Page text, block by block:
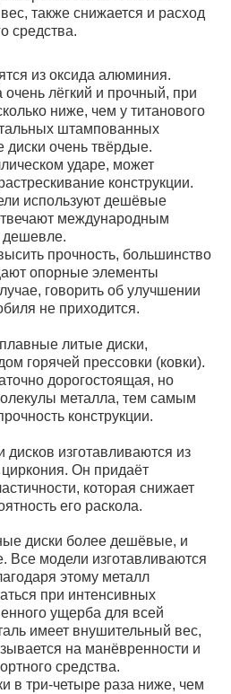
также снижается и расход
средства.
из оксида алюминия.
лёгкий и прочный, при
ниже, чем у титанового
штампованных
очень твёрдые.
ударе, может
конструкции.
используют дешёвые
международным
дешевле.
прочность, большинство
опорные элементы
говорить об улучшении
не приходится.
литые диски,
горячей прессовки (ковки).
дорогостоящая, но
металла, тем самым
конструкции.
изготавливаются из
Он придаёт
которая снижает
его раскола.
диски более дешёвые, и
Все модели изготавливаются
этому металл
при интенсивных
ущерба для всей
имеет внушительный вес,
на манёвренности и
средства.
в три-четыре раза ниже, чем